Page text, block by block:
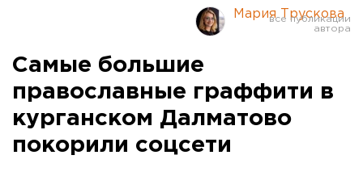
Мария Трускова
Самые большие
православные граффити в
курганском Далматово
покорили соцсети